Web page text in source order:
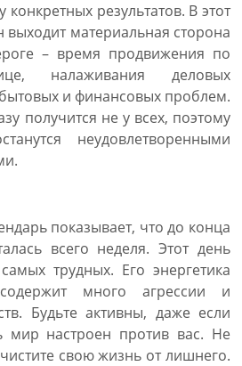
результатов. В этот
материальная сторона
– время продвижения по
налаживания деловых
и финансовых проблем.
получится не у всех, поэтому
неудовлетворенными
показывает, что до конца
всего неделя. Этот день
трудных. Его энергетика
много агрессии и
Будьте активны, даже если
мир настроен против вас. Не
свою жизнь от лишнего.